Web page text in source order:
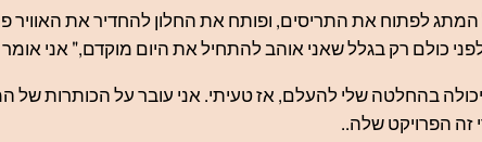
לפתוח את התריסים, ופותח את החלון להחדיר את האוויר
כולם רק בגלל שאני אוהב להתחיל את היום מוקדם," אני
בהחלטה שלי להעלם, אז טעיתי. אני עובר על הכותרות של
זה הפרויקט שלה..